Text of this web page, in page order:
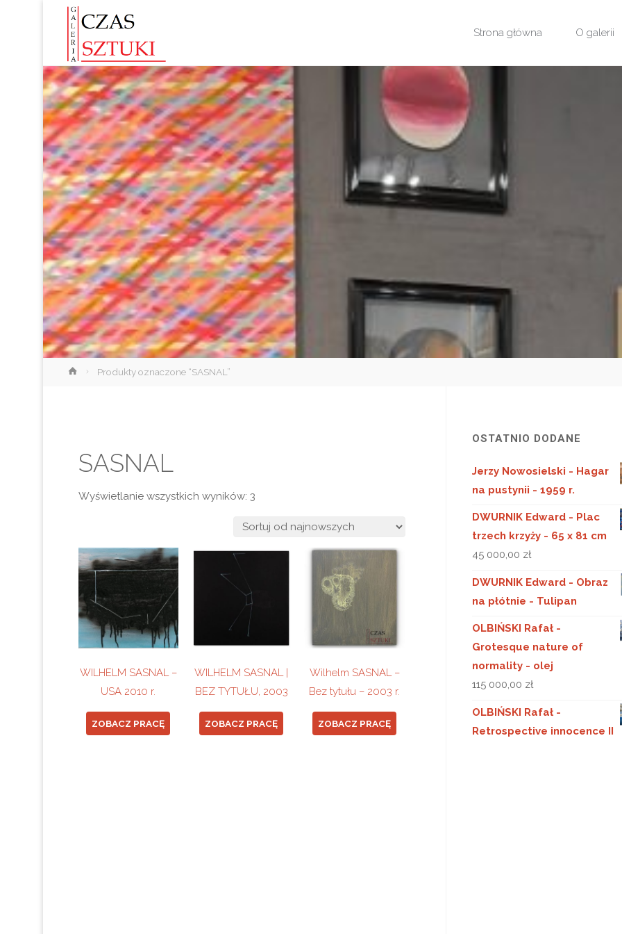
Strona główna O galerii
StronaProdukty oznaczone “SASNAL”
SASNAL
Wyświetlanie wszystkich wyników: 3Posortowane
najnowszych
WILHELM SASNAL –
USA 2010 r.
ZOBACZ PRACĘ
WILHELM SASNAL |
BEZ TYTUŁU, 2003
ZOBACZ PRACĘ
Wilhelm SASNAL –
Bez tytułu – 2003 r.
ZOBACZ PRACĘ
OSTATNIO DODANE
Jerzy Nowosielski - Hagar
na pustynii - 1959 r.
DWURNIK Edward - Plac
trzech krzyży - 65 x 81 cm
45 000,00 zł
DWURNIK Edward - Obraz
na płótnie - Tulipan
OLBIŃSKI Rafał -
Grotesque nature of
normality - olej
115 000,00 zł
OLBIŃSKI Rafał -
Retrospective innocence II